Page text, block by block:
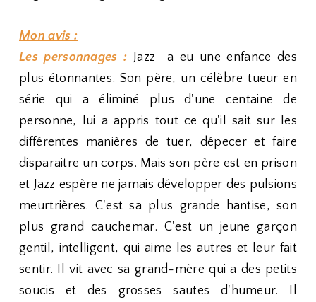
Mon avis :
Les personnages : Jazz a eu une enfance des
plus étonnantes. Son père, un célèbre tueur en
série qui a éliminé plus d'une centaine de
personne, lui a appris tout ce qu'il sait sur les
différentes manières de tuer, dépecer et faire
disparaitre un corps. Mais son père est en prison
et Jazz espère ne jamais développer des pulsions
meurtrières. C'est sa plus grande hantise, son
plus grand cauchemar. C'est un jeune garçon
gentil, intelligent, qui aime les autres et leur fait
sentir. Il vit avec sa grand-mère qui a des petits
soucis et des grosses sautes d'humeur. Il